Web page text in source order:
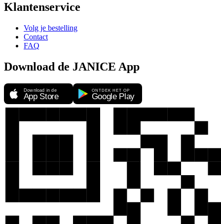
Klantenservice
Volg je bestelling
Contact
FAQ
Download de JANICE App